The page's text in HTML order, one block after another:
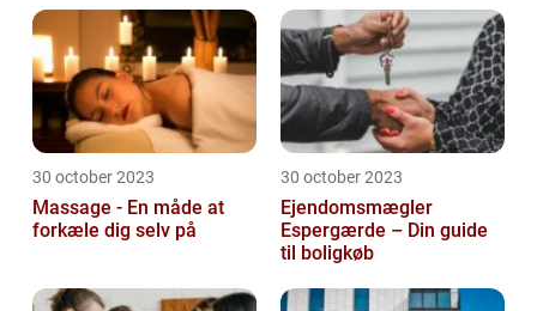
30 october 2023
Massage - En måde at
forkæle dig selv på
30 october 2023
Ejendomsmægler
Espergærde – Din guide
til boligkøb